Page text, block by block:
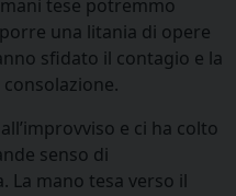
tese potremmo
una litania di opere
sfidato il contagio e la
e ci ha colto
senso di
La mano tesa verso il